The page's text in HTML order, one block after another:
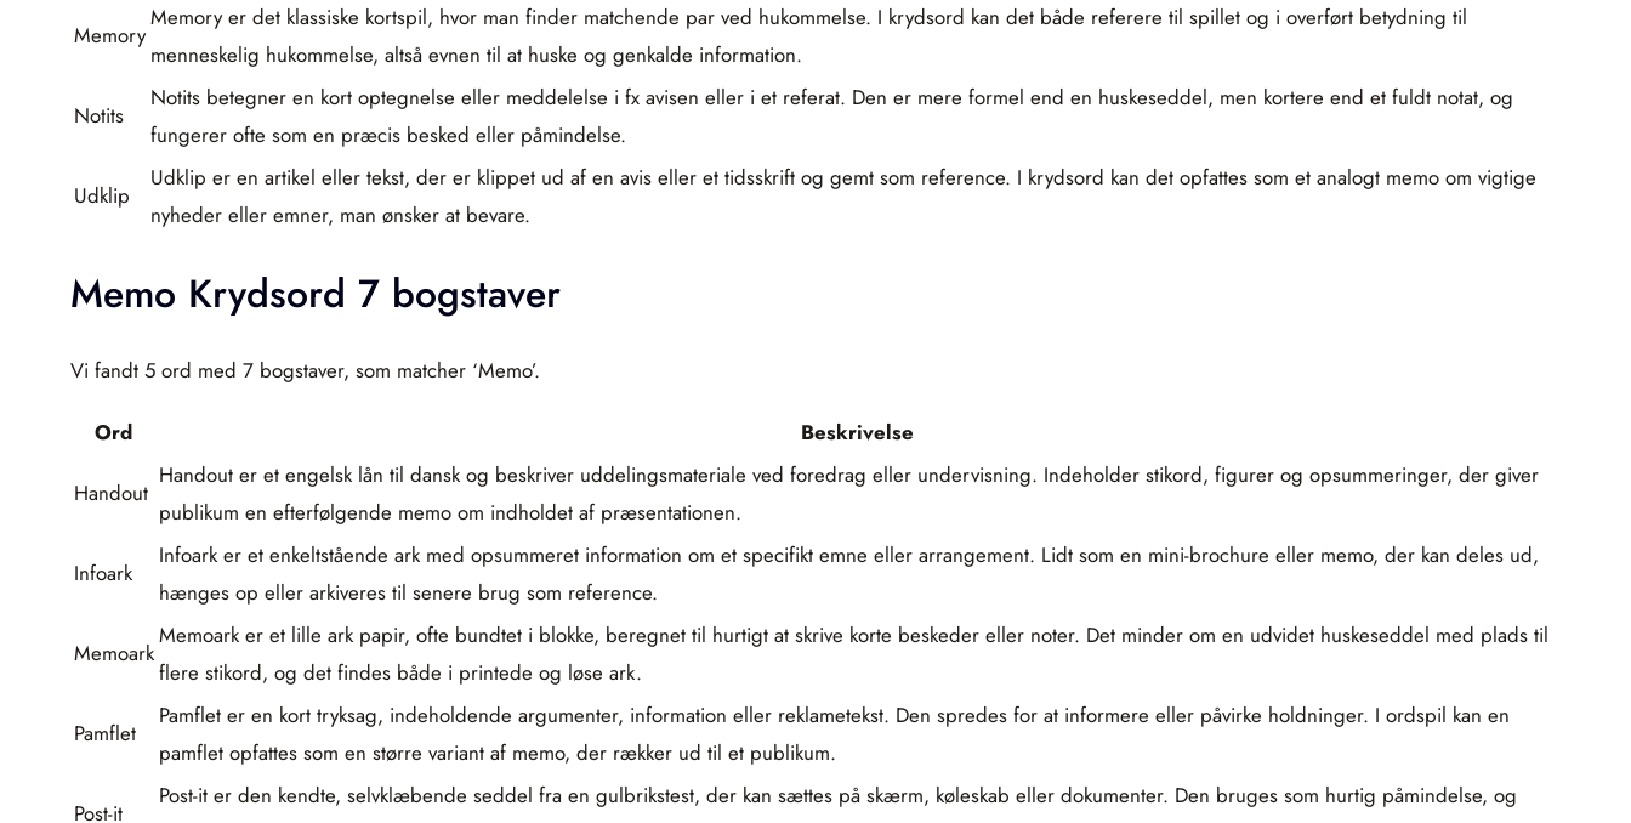
Memory
Memory er det klassiske kortspil, hvor man finder matchende par ved hukommelse. I krydsord kan det både referere til spillet og i overført betydning til
menneskelig hukommelse, altså evnen til at huske og genkalde information.
Notits
Notits betegner en kort optegnelse eller meddelelse i fx avisen eller i et referat. Den er mere formel end en huskeseddel, men kortere end et fuldt notat, og
fungerer ofte som en præcis besked eller påmindelse.
Udklip
Udklip er en artikel eller tekst, der er klippet ud af en avis eller et tidsskrift og gemt som reference. I krydsord kan det opfattes som et analogt memo om vigtige
nyheder eller emner, man ønsker at bevare.
Memo Krydsord 7 bogstaver
Vi fandt 5 ord med 7 bogstaver, som matcher ‘Memo’.
Ord Beskrivelse
Handout
Handout er et engelsk lån til dansk og beskriver uddelingsmateriale ved foredrag eller undervisning. Indeholder stikord, figurer og opsummeringer, der giver
publikum en efterfølgende memo om indholdet af præsentationen.
Infoark
Infoark er et enkeltstående ark med opsummeret information om et specifikt emne eller arrangement. Lidt som en mini-brochure eller memo, der kan deles ud,
hænges op eller arkiveres til senere brug som reference.
Memoark
Memoark er et lille ark papir, ofte bundtet i blokke, beregnet til hurtigt at skrive korte beskeder eller noter. Det minder om en udvidet huskeseddel med plads til
flere stikord, og det findes både i printede og løse ark.
Pamflet
Pamflet er en kort tryksag, indeholdende argumenter, information eller reklametekst. Den spredes for at informere eller påvirke holdninger. I ordspil kan en
pamflet opfattes som en større variant af memo, der rækker ud til et publikum.
Post-it
Post-it er den kendte, selvklæbende seddel fra en gulbrikstest, der kan sættes på skærm, køleskab eller dokumenter. Den bruges som hurtig påmindelse, og